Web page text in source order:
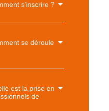
s’inscrire ?
se déroule
est la prise en
de